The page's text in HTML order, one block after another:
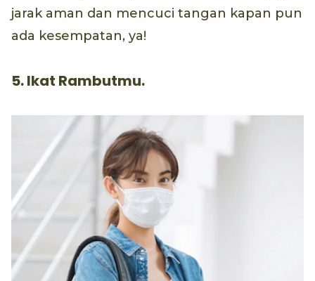
jarak aman dan mencuci tangan kapan pun
ada kesempatan, ya!
5. Ikat Rambutmu.